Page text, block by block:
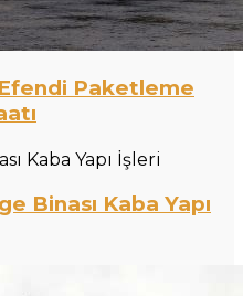
Paketleme
Binası Kaba Yapı